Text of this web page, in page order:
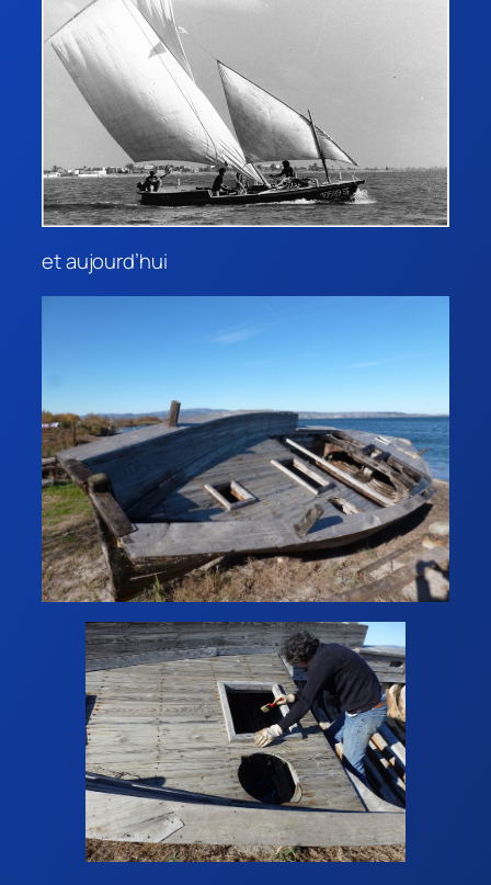
et aujourd’hui